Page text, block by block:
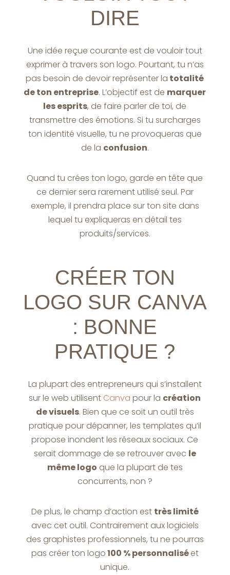
DIRE
Une idée reçue courante est de vouloir tout
exprimer à travers son logo. Pourtant, tu n’as
pas besoin de devoir représenter la totalité
de ton entreprise. L’objectif est de marquer
les esprits, de faire parler de toi, de
transmettre des émotions. Si tu surcharges
ton identité visuelle, tu ne provoqueras que
de la confusion.
Quand tu crées ton logo, garde en tête que
ce dernier sera rarement utilisé seul. Par
exemple, il prendra place sur ton site dans
lequel tu expliqueras en détail tes
produits/services.
CRÉER TON
LOGO SUR CANVA
: BONNE
PRATIQUE ?
La plupart des entrepreneurs qui s’installent
sur le web utilisent Canva pour la création
de visuels. Bien que ce soit un outil très
pratique pour dépanner, les templates qu’il
propose inondent les réseaux sociaux. Ce
serait dommage de se retrouver avec le
même logo que la plupart de tes
concurrents, non ?
De plus, le champ d’action est très limité
avec cet outil. Contrairement aux logiciels
des graphistes professionnels, tu ne pourras
pas créer ton logo100 % personnaliséet
unique.